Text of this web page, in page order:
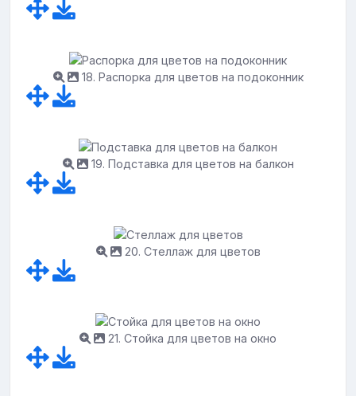
18. Распорка для цветов на подоконник
19. Подставка для цветов на балкон
20. Стеллаж для цветов
21. Стойка для цветов на окно